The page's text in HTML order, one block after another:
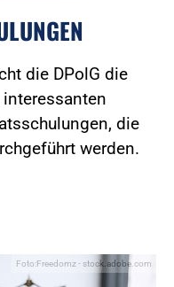
die DPolG die
die
werden.
Foto:Freedomz - stock.adobe.com